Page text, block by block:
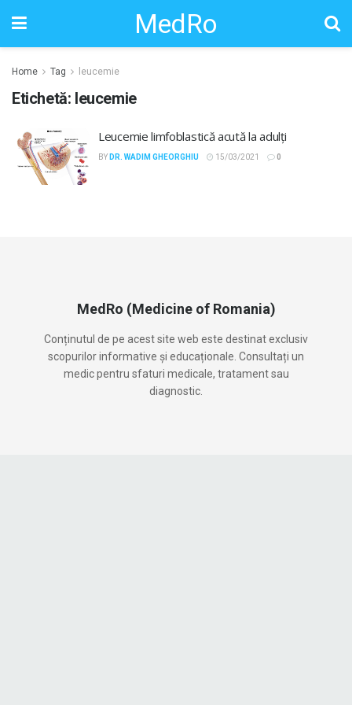
MedRo
Home Tag leucemie
Etichetă: leucemie
Leucemie limfoblastică acută la adulți
BY DR. WADIM GHEORGHIU 15/03/2021 0
MedRo (Medicine of Romania)
Conținutul de pe acest site web este destinat exclusiv
scopurilor informative și educaționale. Consultați un
medic pentru sfaturi medicale, tratament sau
diagnostic.